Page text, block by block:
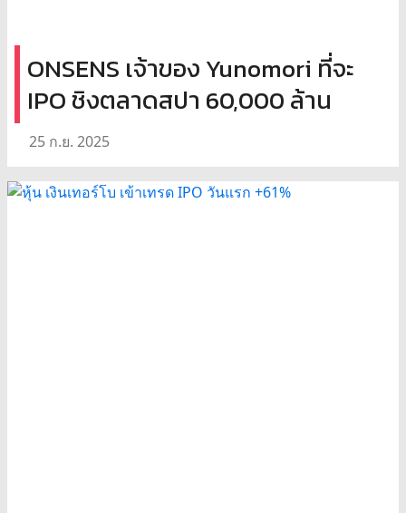
ONSENS เจ้าของ Yunomori ที่จะ
IPO ชิงตลาดสปา 60,000 ล้าน
25 ก.ย. 2025